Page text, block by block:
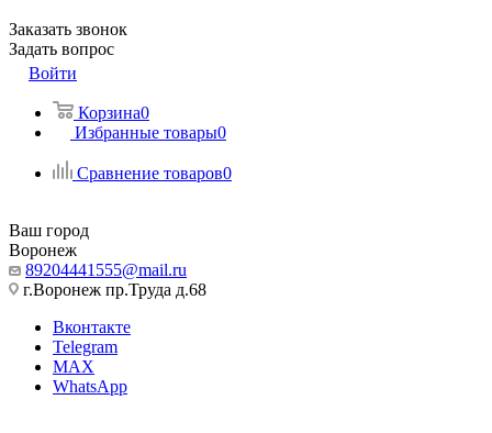
Заказать звонок
Задать вопрос
Войти
Корзина0
Избранные товары0
Сравнение товаров0
Ваш город
Воронеж
89204441555@mail.ru
г.Воронеж пр.Труда д.68
Вконтакте
Telegram
MAX
WhatsApp